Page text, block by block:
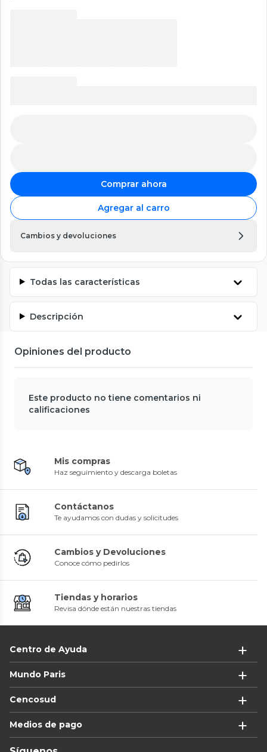
Comprar ahora
Agregar al carro
Cambios y devoluciones
Todas las características
Descripción
Opiniones del producto
Este producto no tiene comentarios ni
calificaciones
Mis compras
Haz seguimiento y descarga boletas
Contáctanos
Te ayudamos con dudas y solicitudes
Cambios y Devoluciones
Conoce cómo pedirlos
Tiendas y horarios
Revisa dónde están nuestras tiendas
Centro de Ayuda
Mundo Paris
Cencosud
Medios de pago